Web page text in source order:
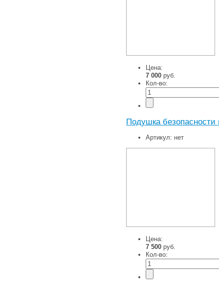
Цена:
7 000 руб.
Кол-во:
Подушка безопасности
Артикул: нет
Цена:
7 500 руб.
Кол-во: